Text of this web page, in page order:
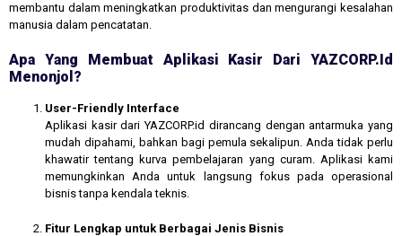
membantu dalam meningkatkan produktivitas dan mengurangi kesalahan
manusia dalam pencatatan.
Apa Yang Membuat Aplikasi Kasir Dari YAZCORP.id
Menonjol?
User-Friendly Interface
Aplikasi kasir dari YAZCORP.id dirancang dengan antarmuka yang
mudah dipahami, bahkan bagi pemula sekalipun. Anda tidak perlu
khawatir tentang kurva pembelajaran yang curam. Aplikasi kami
memungkinkan Anda untuk langsung fokus pada operasional
bisnis tanpa kendala teknis.
Fitur Lengkap untuk Berbagai Jenis Bisnis